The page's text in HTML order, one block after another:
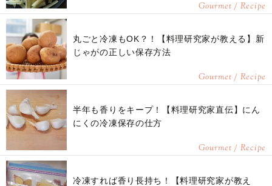
Gourmet / Recipe
丸ごと冷凍もOK？！【料理研究家が教える】新
じゃがの正しい保存方法
Gourmet / Recipe
半年も香りをキープ！【料理研究家直伝】にん
にくの冷凍保存の仕方
Gourmet / Recipe
冷凍すれば香り長持ち！【料理研究家が教え